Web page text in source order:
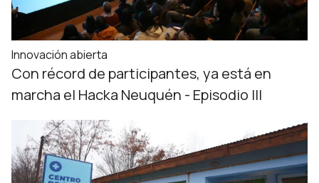
Innovación abierta
Con récord de participantes, ya está en
marcha el Hacka Neuquén - Episodio III